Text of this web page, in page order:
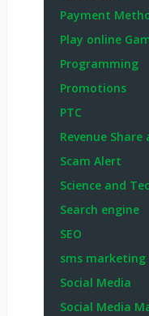
Payment
Play online
Programming
Promotions
PTC
Revenue
Scam Alert
Science and
Search engine
SEO
sms marketing
Social Media
Social Media